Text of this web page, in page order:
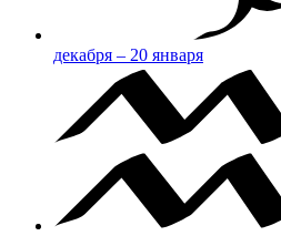
декабря – 20 января